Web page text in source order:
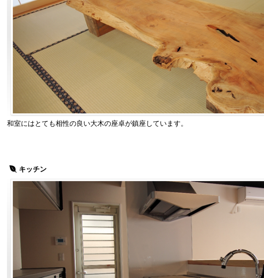
和室にはとても相性の良い大木の座卓が鎮座しています。
キッチン